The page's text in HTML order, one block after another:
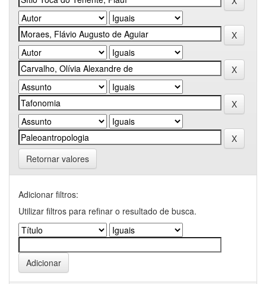
Retornar valores
Adicionar filtros:
Utilizar filtros para refinar o resultado de busca.